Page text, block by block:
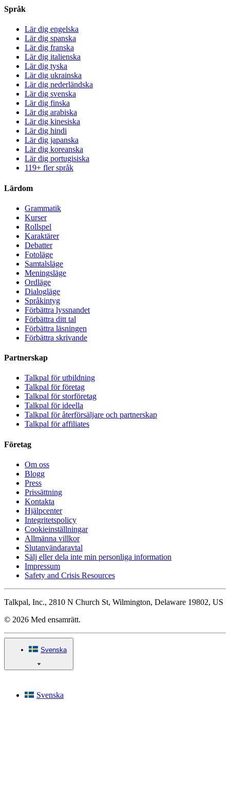
Språk
Lär dig engelska
Lär dig spanska
Lär dig franska
Lär dig italienska
Lär dig tyska
Lär dig ukrainska
Lär dig nederländska
Lär dig svenska
Lär dig finska
Lär dig arabiska
Lär dig kinesiska
Lär dig hindi
Lär dig japanska
Lär dig koreanska
Lär dig portugisiska
119+ fler språk
Lärdom
Grammatik
Kurser
Rollspel
Karaktärer
Debatter
Fotoläge
Samtalsläge
Meningsläge
Ordläge
Dialogläge
Språkintyg
Förbättra lyssnandet
Förbättra ditt tal
Förbättra läsningen
Förbättra skrivande
Partnerskap
Talkpal för utbildning
Talkpal för företag
Talkpal för storföretag
Talkpal för ideella
Talkpal för återförsäljare och partnerskap
Talkpal för affiliates
Företag
Om oss
Blogg
Press
Prissättning
Kontakta
Hjälpcenter
Integritetspolicy
Cookieinställningar
Allmänna villkor
Slutanvändaravtal
Sälj eller dela inte min personliga information
Impressum
Safety and Crisis Resources
Talkpal, Inc., 2810 N Church St, Wilmington, Delaware 19802, US
© 2026 Med ensamrätt.
Svenska
Svenska